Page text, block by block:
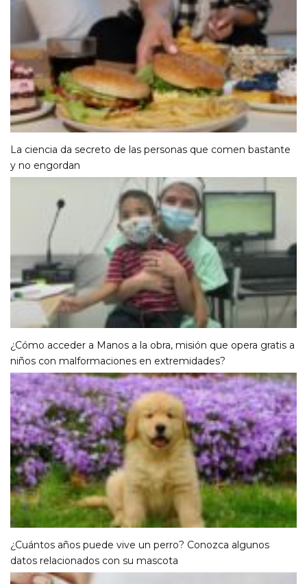
La ciencia da secreto de las personas que comen bastante
y no engordan
¿Cómo acceder a Manos a la obra, misión que opera gratis a
niños con malformaciones en extremidades?
¿Cuántos años puede vive un perro? Conozca algunos
datos relacionados con su mascota